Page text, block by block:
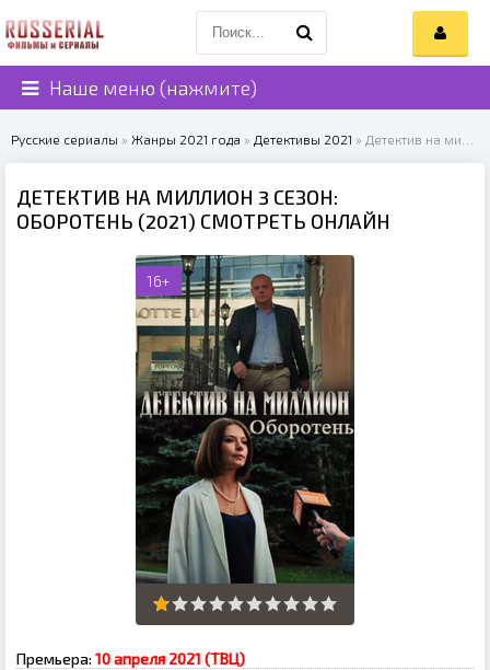
Наше меню (нажмите)
Русские сериалы » Жанры 2021 года » Детективы 2021 » Детектив на миллион 3 сезон: Оборотень (2021)
ДЕТЕКТИВ НА МИЛЛИОН 3 СЕЗОН:
ОБОРОТЕНЬ (2021) СМОТРЕТЬ ОНЛАЙН
16+
Премьера: 10 апреля 2021 (ТВЦ)